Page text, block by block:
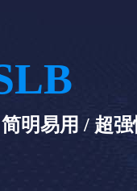
明易用 / 超